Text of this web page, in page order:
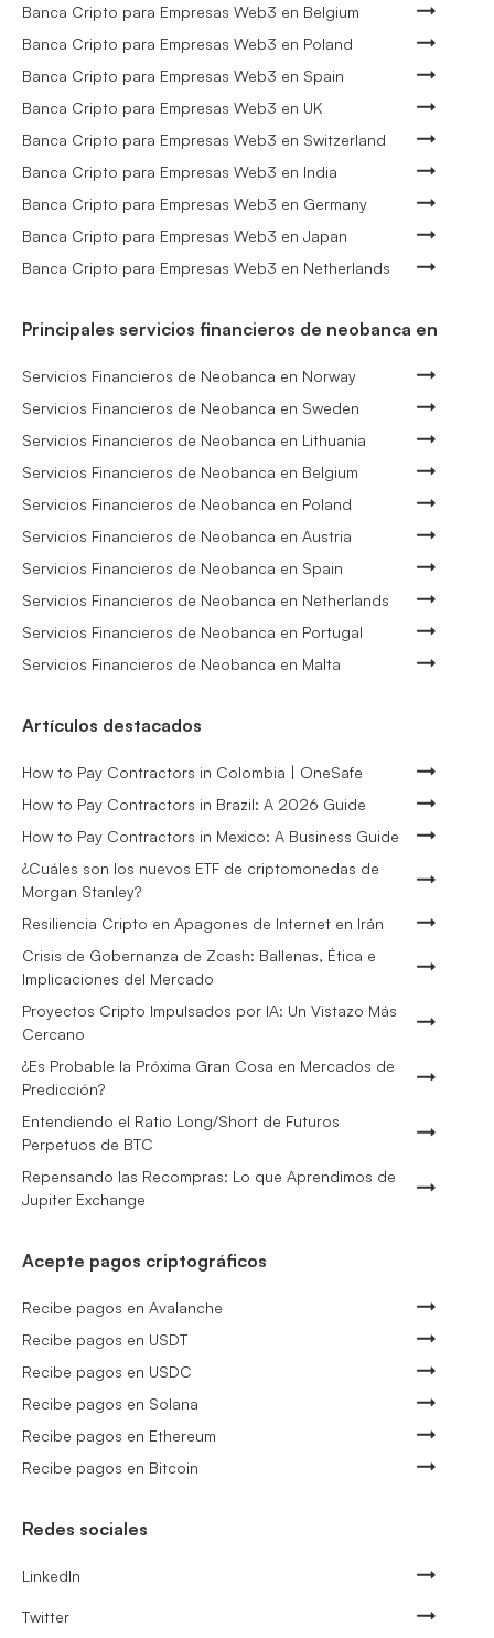
Banca Cripto para Empresas Web3 en Belgium
Banca Cripto para Empresas Web3 en Poland
Banca Cripto para Empresas Web3 en Spain
Banca Cripto para Empresas Web3 en UK
Banca Cripto para Empresas Web3 en Switzerland
Banca Cripto para Empresas Web3 en India
Banca Cripto para Empresas Web3 en Germany
Banca Cripto para Empresas Web3 en Japan
Banca Cripto para Empresas Web3 en Netherlands
Principales servicios financieros de neobanca en
Servicios Financieros de Neobanca en Norway
Servicios Financieros de Neobanca en Sweden
Servicios Financieros de Neobanca en Lithuania
Servicios Financieros de Neobanca en Belgium
Servicios Financieros de Neobanca en Poland
Servicios Financieros de Neobanca en Austria
Servicios Financieros de Neobanca en Spain
Servicios Financieros de Neobanca en Netherlands
Servicios Financieros de Neobanca en Portugal
Servicios Financieros de Neobanca en Malta
Artículos destacados
How to Pay Contractors in Colombia | OneSafe
How to Pay Contractors in Brazil: A 2026 Guide
How to Pay Contractors in Mexico: A Business Guide
¿Cuáles son los nuevos ETF de criptomonedas de
Morgan Stanley?
Resiliencia Cripto en Apagones de Internet en Irán
Crisis de Gobernanza de Zcash: Ballenas, Ética e
Implicaciones del Mercado
Proyectos Cripto Impulsados por IA: Un Vistazo Más
Cercano
¿Es Probable la Próxima Gran Cosa en Mercados de
Predicción?
Entendiendo el Ratio Long/Short de Futuros
Perpetuos de BTC
Repensando las Recompras: Lo que Aprendimos de
Jupiter Exchange
Acepte pagos criptográficos
Recibe pagos en Avalanche
Recibe pagos en USDT
Recibe pagos en USDC
Recibe pagos en Solana
Recibe pagos en Ethereum
Recibe pagos en Bitcoin
Redes sociales
LinkedIn
Twitter